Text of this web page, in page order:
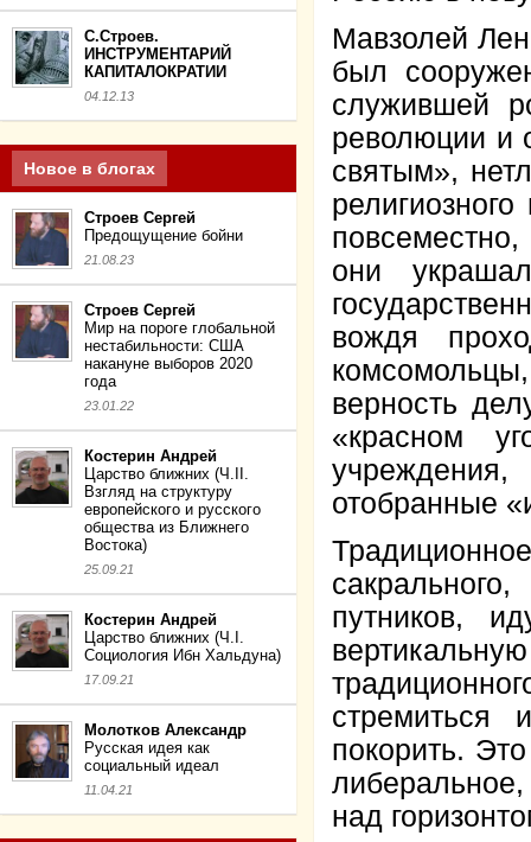
С.Строев.
ИНСТРУМЕНТАРИЙ
КАПИТАЛОКРАТИИ
04.12.13
Новое в блогах
Строев Сергей
Предощущение бойни
21.08.23
Строев Сергей
Мир на пороге глобальной
нестабильности: США
накануне выборов 2020
года
23.01.22
Костерин Андрей
Царство ближних (Ч.II.
Взгляд на структуру
европейского и русского
общества из Ближнего
Востока)
25.09.21
Костерин Андрей
Царство ближних (Ч.I.
Социология Ибн Хальдуна)
17.09.21
Молотков Александр
Русская идея как
социальный идеал
11.04.21
Мавзолей
был
служившей
революции и
святым»,
они
вождя
верность
«красном
отобранные
путников,
стремиться
покорить.
над